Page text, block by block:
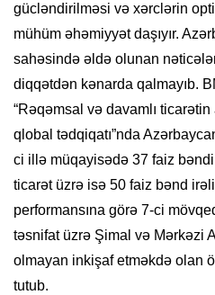
gücləndirilməsi və xərclərin
mühüm əhəmiyyət daşıyır.
sahəsində əldə olunan
diqqətdən kənarda qalmayıb.
“Rəqəmsal və davamlı ticarətin
qlobal tədqiqatı”nda
ci illə müqayisədə 37 faiz
ticarət üzrə isə 50 faiz bənd
performansına görə 7-ci
təsnifat üzrə Şimal və Mərkəzi
olmayan inkişaf etməkdə olan
tutub.